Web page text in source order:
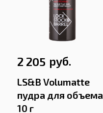
2 205 руб.
LS&B Volumatte
пудра для объема
10 г